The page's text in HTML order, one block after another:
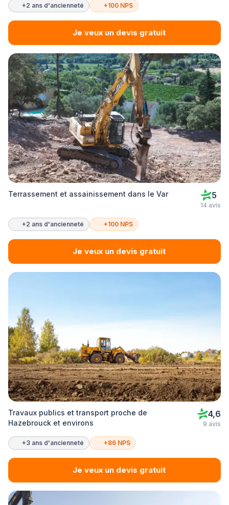
+2 ans d'ancienneté +100 NPS
Je veux un devis gratuit
Terrassement et assainissement dans le Var 5
14 avis
+2 ans d'ancienneté +100 NPS
Je veux un devis gratuit
Travaux publics et transport proche de
Hazebrouck et environs
4,6
9 avis
+3 ans d'ancienneté +86 NPS
Je veux un devis gratuit